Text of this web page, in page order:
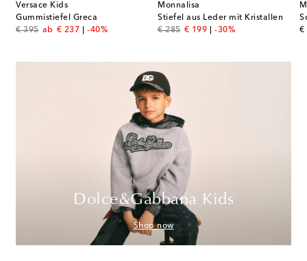
Versace Kids
Gummistiefel Greca
€ 395
original price
ab € 237
discount price
-40%
Monnalisa
Stiefel aus Leder mit Kristallen
€ 285
original price
€ 199
discount price
-30%
€
Dolce&Gabbana Kids
Shop now